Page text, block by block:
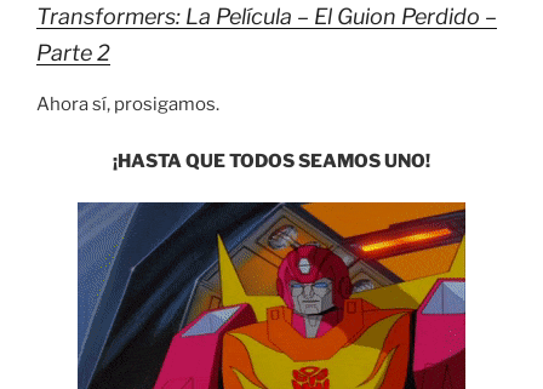
Transformers: La Película – El Guion Perdido –
Parte 2
Ahora sí, prosigamos.
¡HASTA QUE TODOS SEAMOS UNO!